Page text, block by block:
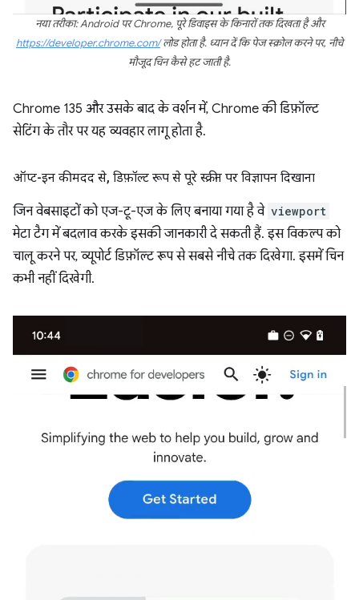
नया तरीका: Android पर Chrome, पूरे डिवाइस के किनारों तक दिखता है और
https://developer.chrome.com/लोड होता है. ध्यान दें कि पेज स्क्रोल करने पर, नीचे
मौजूद चिन कैसे हट जाती है.
Chrome 135 और उसके बाद के वर्शन में, Chrome की डिफ़ॉल्ट
सेटिंग के तौर पर यह व्यवहार लागू होता है.
ऑप्ट-इन की मदद से, डिफ़ॉल्ट रूप से पूरे स्क्रीन पर विज्ञापन दिखाना
जिन वेबसाइटों को एज-टू-एज के लिए बनाया गया है वे viewport
मेटा टैग में बदलाव करके इसकी जानकारी दे सकती हैं. इस विकल्प को
चालू करने पर, व्यूपोर्ट डिफ़ॉल्ट रूप से सबसे नीचे तक दिखेगा. इसमें चिन
कभी नहीं दिखेगी.